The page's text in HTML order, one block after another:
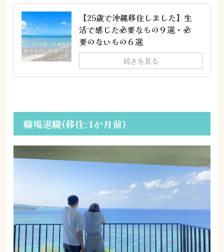
【25歳で沖縄移住しました】生
活で感じた必要なもの９選・必
要のないもの６選
続きを見る
職場退職(移住:1か月前)